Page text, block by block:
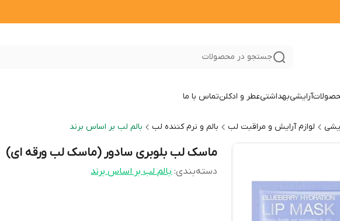
جستجو در محصولات
آرایشیبهداشتیعطر و ادکلنتماس با ما
لوازم آرایش و مراقبت لب بالم و نرم کننده لب بالم لب بر اساس برند
ماسک لب بلوبری سادور (ماسک لب ورقه ای)
دسته‌بندی:بالم لب بر اساس برند